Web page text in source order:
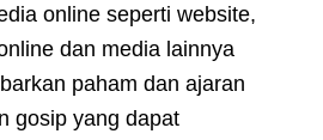
online seperti website,
dan media lainnya
paham dan ajaran
gosip yang dapat